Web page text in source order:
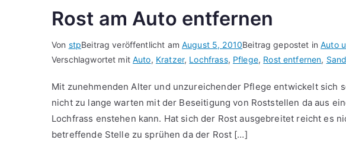
Rost am Auto entfernen
Von stpBeitrag veröffentlicht am August 5, 2010Beitrag gepostet inAuto
Verschlagwortet mitAuto, Kratzer, Lochfrass, Pflege, Rost entfernen,
Mit zunehmenden Alter und unzureichender Pflege entwickelt sich
nicht zu lange warten mit der Beseitigung von Roststellen da aus
Lochfrass enstehen kann. Hat sich der Rost ausgebreitet reicht es
betreffende Stelle zu sprühen da der Rost […]